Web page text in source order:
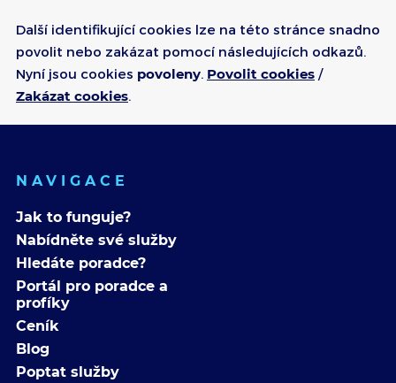
Další identifikující cookies lze na této stránce snadno
povolit nebo zakázat pomocí následujících odkazů.
Nyní jsou cookies povoleny. Povolit cookies /
Zakázat cookies.
NAVIGACE
Jak to funguje?
Nabídněte své služby
Hledáte poradce?
Portál pro poradce a
profíky
Ceník
Blog
Poptat služby